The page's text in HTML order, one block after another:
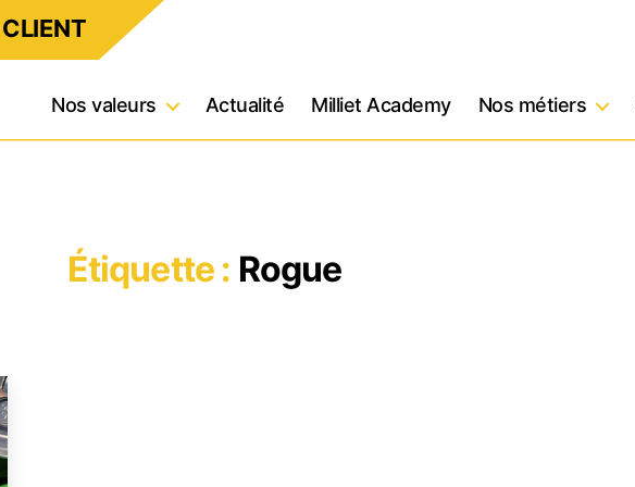
Nos valeurs Actualité Milliet Academy Nos métiers
Étiquette : Rogue